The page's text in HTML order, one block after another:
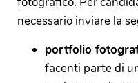
necessario inviare la
portfolio
facenti parte di